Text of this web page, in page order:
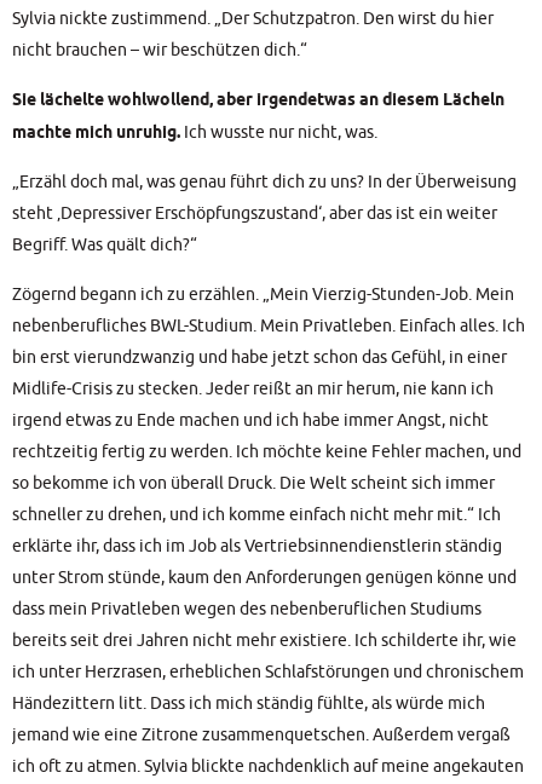
Syl­via nick­te zustim­mend. „Der Schutz­pa­tron. Den wirst du hier
nicht brau­chen – wir beschüt­zen dich.“
Sie lächel­te wohl­wol­lend, aber irgend­et­was an die­sem Lächeln
mach­te mich unru­hig. Ich wuss­te nur nicht, was.
„Erzähl doch mal, was genau führt dich zu uns? In der Über­wei­sung
steht ‚Depres­si­ver Erschöp­fungs­zu­stand‘, aber das ist ein wei­ter
Begriff. Was quält dich?“
Zögernd begann ich zu erzäh­len. „Mein Vier­zig-Stun­den-Job. Mein
neben­be­ruf­li­ches BWL-Stu­di­um. Mein Pri­vat­le­ben. Ein­fach alles. Ich
bin erst vier­und­zwan­zig und habe jetzt schon das Gefühl, in einer
Mid­life-Cri­sis zu ste­cken. Jeder reißt an mir her­um, nie kann ich
irgend etwas zu Ende machen und ich habe immer Angst, nicht
recht­zei­tig fer­tig zu wer­den. Ich möch­te kei­ne Feh­ler machen, und
so bekom­me ich von über­all Druck. Die Welt scheint sich immer
schnel­ler zu dre­hen, und ich kom­me ein­fach nicht mehr mit.“ Ich
erklär­te ihr, dass ich im Job als Ver­triebs­in­nen­dienst­le­rin stän­dig
unter Strom stün­de, kaum den Anfor­de­run­gen genü­gen kön­ne und
dass mein Pri­vat­le­ben wegen des neben­be­ruf­li­chen Stu­di­ums
bereits seit drei Jah­ren nicht mehr exis­tie­re. Ich schil­der­te ihr, wie
ich unter Herz­ra­sen, erheb­li­chen Schlaf­stö­run­gen und chro­ni­schem
Hän­de­zit­tern litt. Dass ich mich stän­dig fühl­te, als wür­de mich
jemand wie eine Zitro­ne zusam­men­quet­schen. Außer­dem ver­gaß
ich oft zu atmen. Syl­via blick­te nach­denk­lich auf mei­ne ange­kau­ten